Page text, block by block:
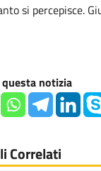
si percepisce.
notizia
Correlati